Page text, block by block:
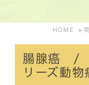
HOME
腸腺癌 /
リーズ動物